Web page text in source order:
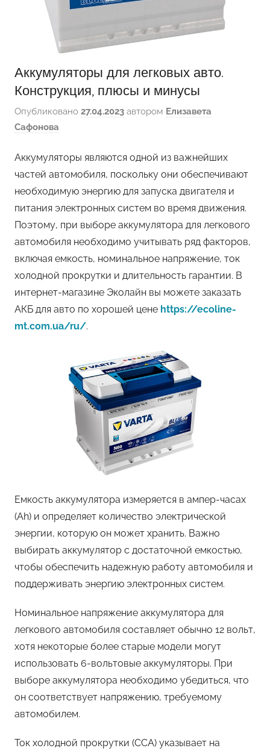
Аккумуляторы для легковых авто.
Конструкция, плюсы и минусы
Опубликовано 27.04.2023 автором Елизавета
Сафонова
Аккумуляторы являются одной из важнейших
частей автомобиля, поскольку они обеспечивают
необходимую энергию для запуска двигателя и
питания электронных систем во время движения.
Поэтому, при выборе аккумулятора для легкового
автомобиля необходимо учитывать ряд факторов,
включая емкость, номинальное напряжение, ток
холодной прокрутки и длительность гарантии. В
интернет-магазине Эколайн вы можете заказать
АКБ для авто по хорошей цене https://ecoline-
mt.com.ua/ru/.
Емкость аккумулятора измеряется в ампер-часах
(Ah) и определяет количество электрической
энергии, которую он может хранить. Важно
выбирать аккумулятор с достаточной емкостью,
чтобы обеспечить надежную работу автомобиля и
поддерживать энергию электронных систем.
Номинальное напряжение аккумулятора для
легкового автомобиля составляет обычно 12 вольт,
хотя некоторые более старые модели могут
использовать 6-вольтовые аккумуляторы. При
выборе аккумулятора необходимо убедиться, что
он соответствует напряжению, требуемому
автомобилем.
Ток холодной прокрутки (CCA) указывает на